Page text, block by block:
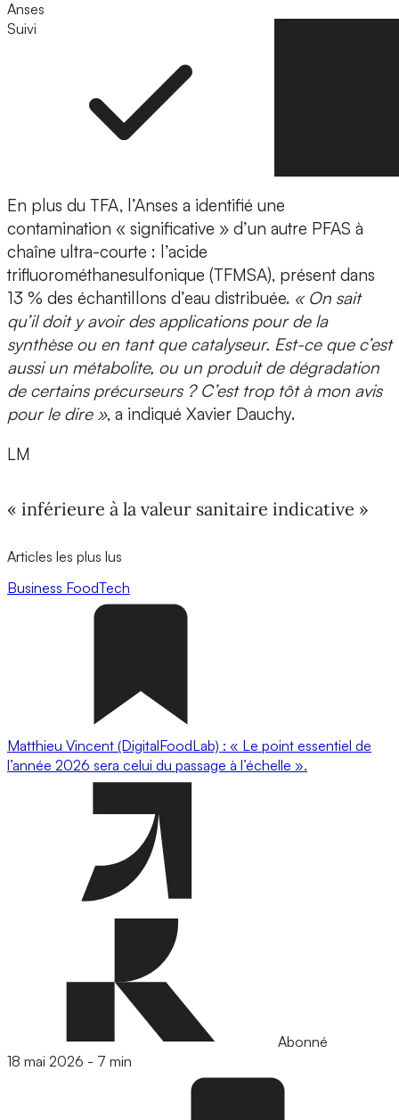
Anses
Suivi
En plus du TFA, l’Anses a identifié une
contamination « significative » d’un autre PFAS à
chaîne ultra-courte : l’acide
trifluorométhanesulfonique (TFMSA), présent dans
13 % des échantillons d’eau distribuée. « On sait
qu’il doit y avoir des applications pour de la
synthèse ou en tant que catalyseur. Est-ce que c’est
aussi un métabolite, ou un produit de dégradation
de certains précurseurs ? C’est trop tôt à mon avis
pour le dire », a indiqué Xavier Dauchy.
LM
« inférieure à la valeur sanitaire indicative »
Articles les plus lus
Business FoodTech
Matthieu Vincent (DigitalFoodLab) : « Le point essentiel de
l’année 2026 sera celui du passage à l’échelle ».
Abonné
18 mai 2026 - 7 min